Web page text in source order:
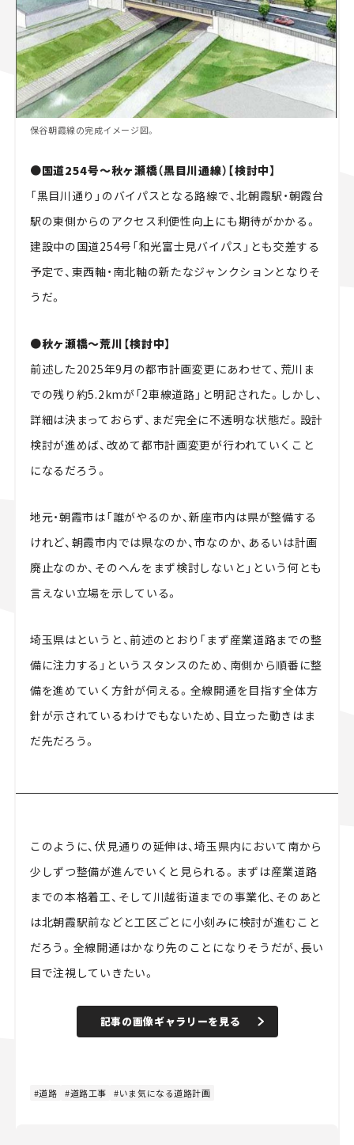
保谷朝霞線の完成イメージ図。
●国道254号～秋ヶ瀬橋（黒目川通線）【検討中】
「黒目川通り」のバイパスとなる路線で、北朝霞駅・朝霞台
駅の東側からのアクセス利便性向上にも期待がかかる。
建設中の国道254号「和光富士見バイパス」とも交差する
予定で、東西軸・南北軸の新たなジャンクションとなりそ
うだ。
●秋ヶ瀬橋～荒川【検討中】
前述した2025年9月の都市計画変更にあわせて、荒川ま
での残り約5.2kmが「2車線道路」と明記された。しかし、
詳細は決まっておらず、まだ完全に不透明な状態だ。設計
検討が進めば、改めて都市計画変更が行われていくこと
になるだろう。
地元・朝霞市は「誰がやるのか、新座市内は県が整備する
けれど、朝霞市内では県なのか、市なのか、あるいは計画
廃止なのか、そのへんをまず検討しないと」という何とも
言えない立場を示している。
埼玉県はというと、前述のとおり「まず産業道路までの整
備に注力する」というスタンスのため、南側から順番に整
備を進めていく方針が伺える。全線開通を目指す全体方
針が示されているわけでもないため、目立った動きはま
だ先だろう。
このように、伏見通りの延伸は、埼玉県内において南から
少しずつ整備が進んでいくと見られる。まずは産業道路
までの本格着工、そして川越街道までの事業化、そのあと
は北朝霞駅前などと工区ごとに小刻みに検討が進むこと
だろう。全線開通はかなり先のことになりそうだが、長い
目で注視していきたい。
記事の画像ギャラリーを見る
道路 道路工事 いま気になる道路計画